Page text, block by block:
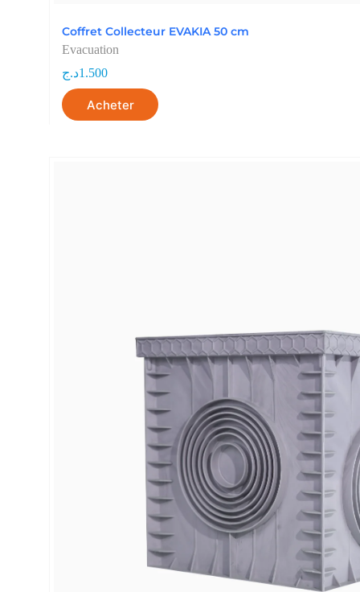
Coffret Collecteur EVAKIA 50 cm
Evacuation
1.500د.ج
Acheter